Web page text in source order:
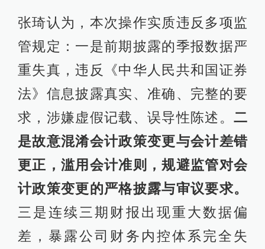
张琦认为，本次操作实质违反多项监
管规定：一是前期披露的季报数据严
重失真，违反《中华人民共和国证券
法》信息披露真实、准确、完整的要
求，涉嫌虚假记载、误导性陈述。二
是故意混淆会计政策变更与会计差错
更正，滥用会计准则，规避监管对会
计政策变更的严格披露与审议要求。
三是连续三期财报出现重大数据偏
差，暴露公司财务内控体系完全失